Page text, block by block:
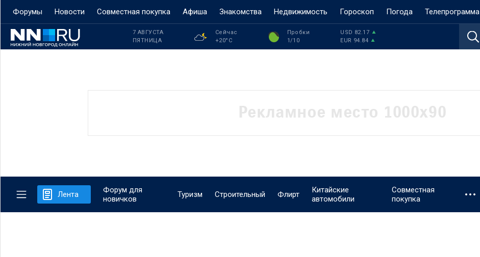
Форумы Новости Совместная покупка Афиша Знакомства Недвижимость Гороскоп Погода Телепрограмма
7 АВГУСТА
ПЯТНИЦА
Сейчас
+20°C
Пробки
1/10
USD 82.17
EUR 94.84
Лента
Форум для
новичков
Туризм Строительный Флирт
Китайские
автомобили
Совместная
покупка